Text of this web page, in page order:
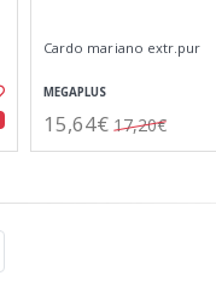
Cardo mariano extr.pur
MEGAPLUS
15,64€ 17,20€